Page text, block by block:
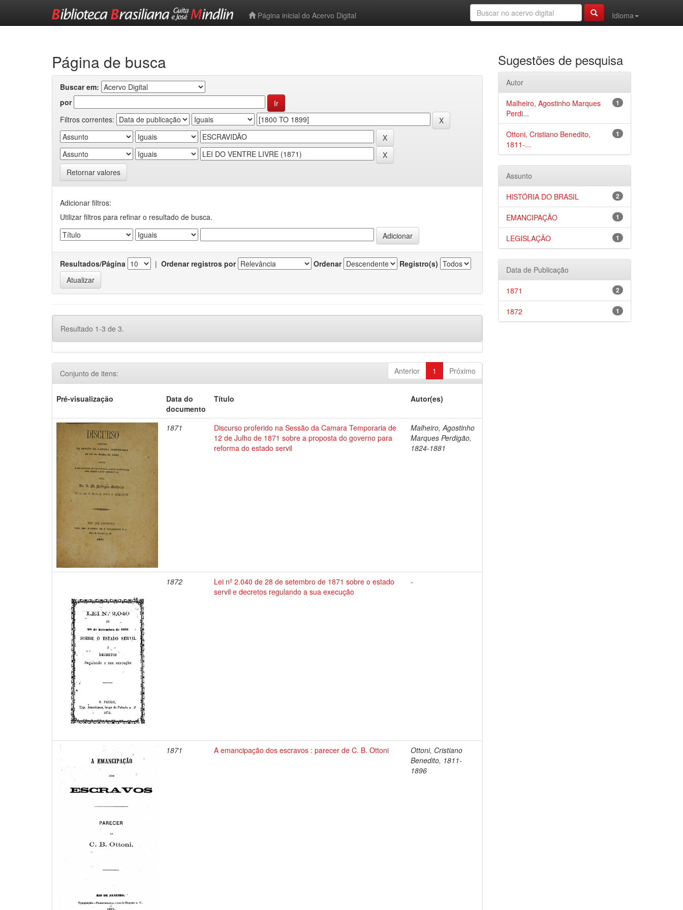
Página inicial do Acervo Digital
Idioma
Página de busca
Buscar em:
por
Filtros correntes:
Retornar valores
Adicionar filtros:
Utilizar filtros para refinar o resultado de busca.
Resultados/Página | Ordenar registros por Ordenar Registro(s)
Resultado 1-3 de 3.
Anterior 1 Próximo
Conjunto de itens:
Pré-visualização
Data do
documento
Título Autor(es)
1871
Discurso proferido na Sessão da Camara Temporaria de
12 de Julho de 1871 sobre a proposta do governo para
reforma do estado servil
Malheiro, Agostinho
Marques Perdigão,
1824-1881
1872
Lei nº 2.040 de 28 de setembro de 1871 sobre o estado
servil e decretos regulando a sua execução
-
1871 A emancipação dos escravos : parecer de C. B. Ottoni
Ottoni, Cristiano
Benedito, 1811-
1896
Sugestões de pesquisa
Autor
1
Malheiro, Agostinho Marques
Perdi...
1
Ottoni, Cristiano Benedito,
1811-...
Assunto
2
HISTÓRIA DO BRASIL
1
EMANCIPAÇÃO
1
LEGISLAÇÃO
Data de Publicação
2
1871
1
1872